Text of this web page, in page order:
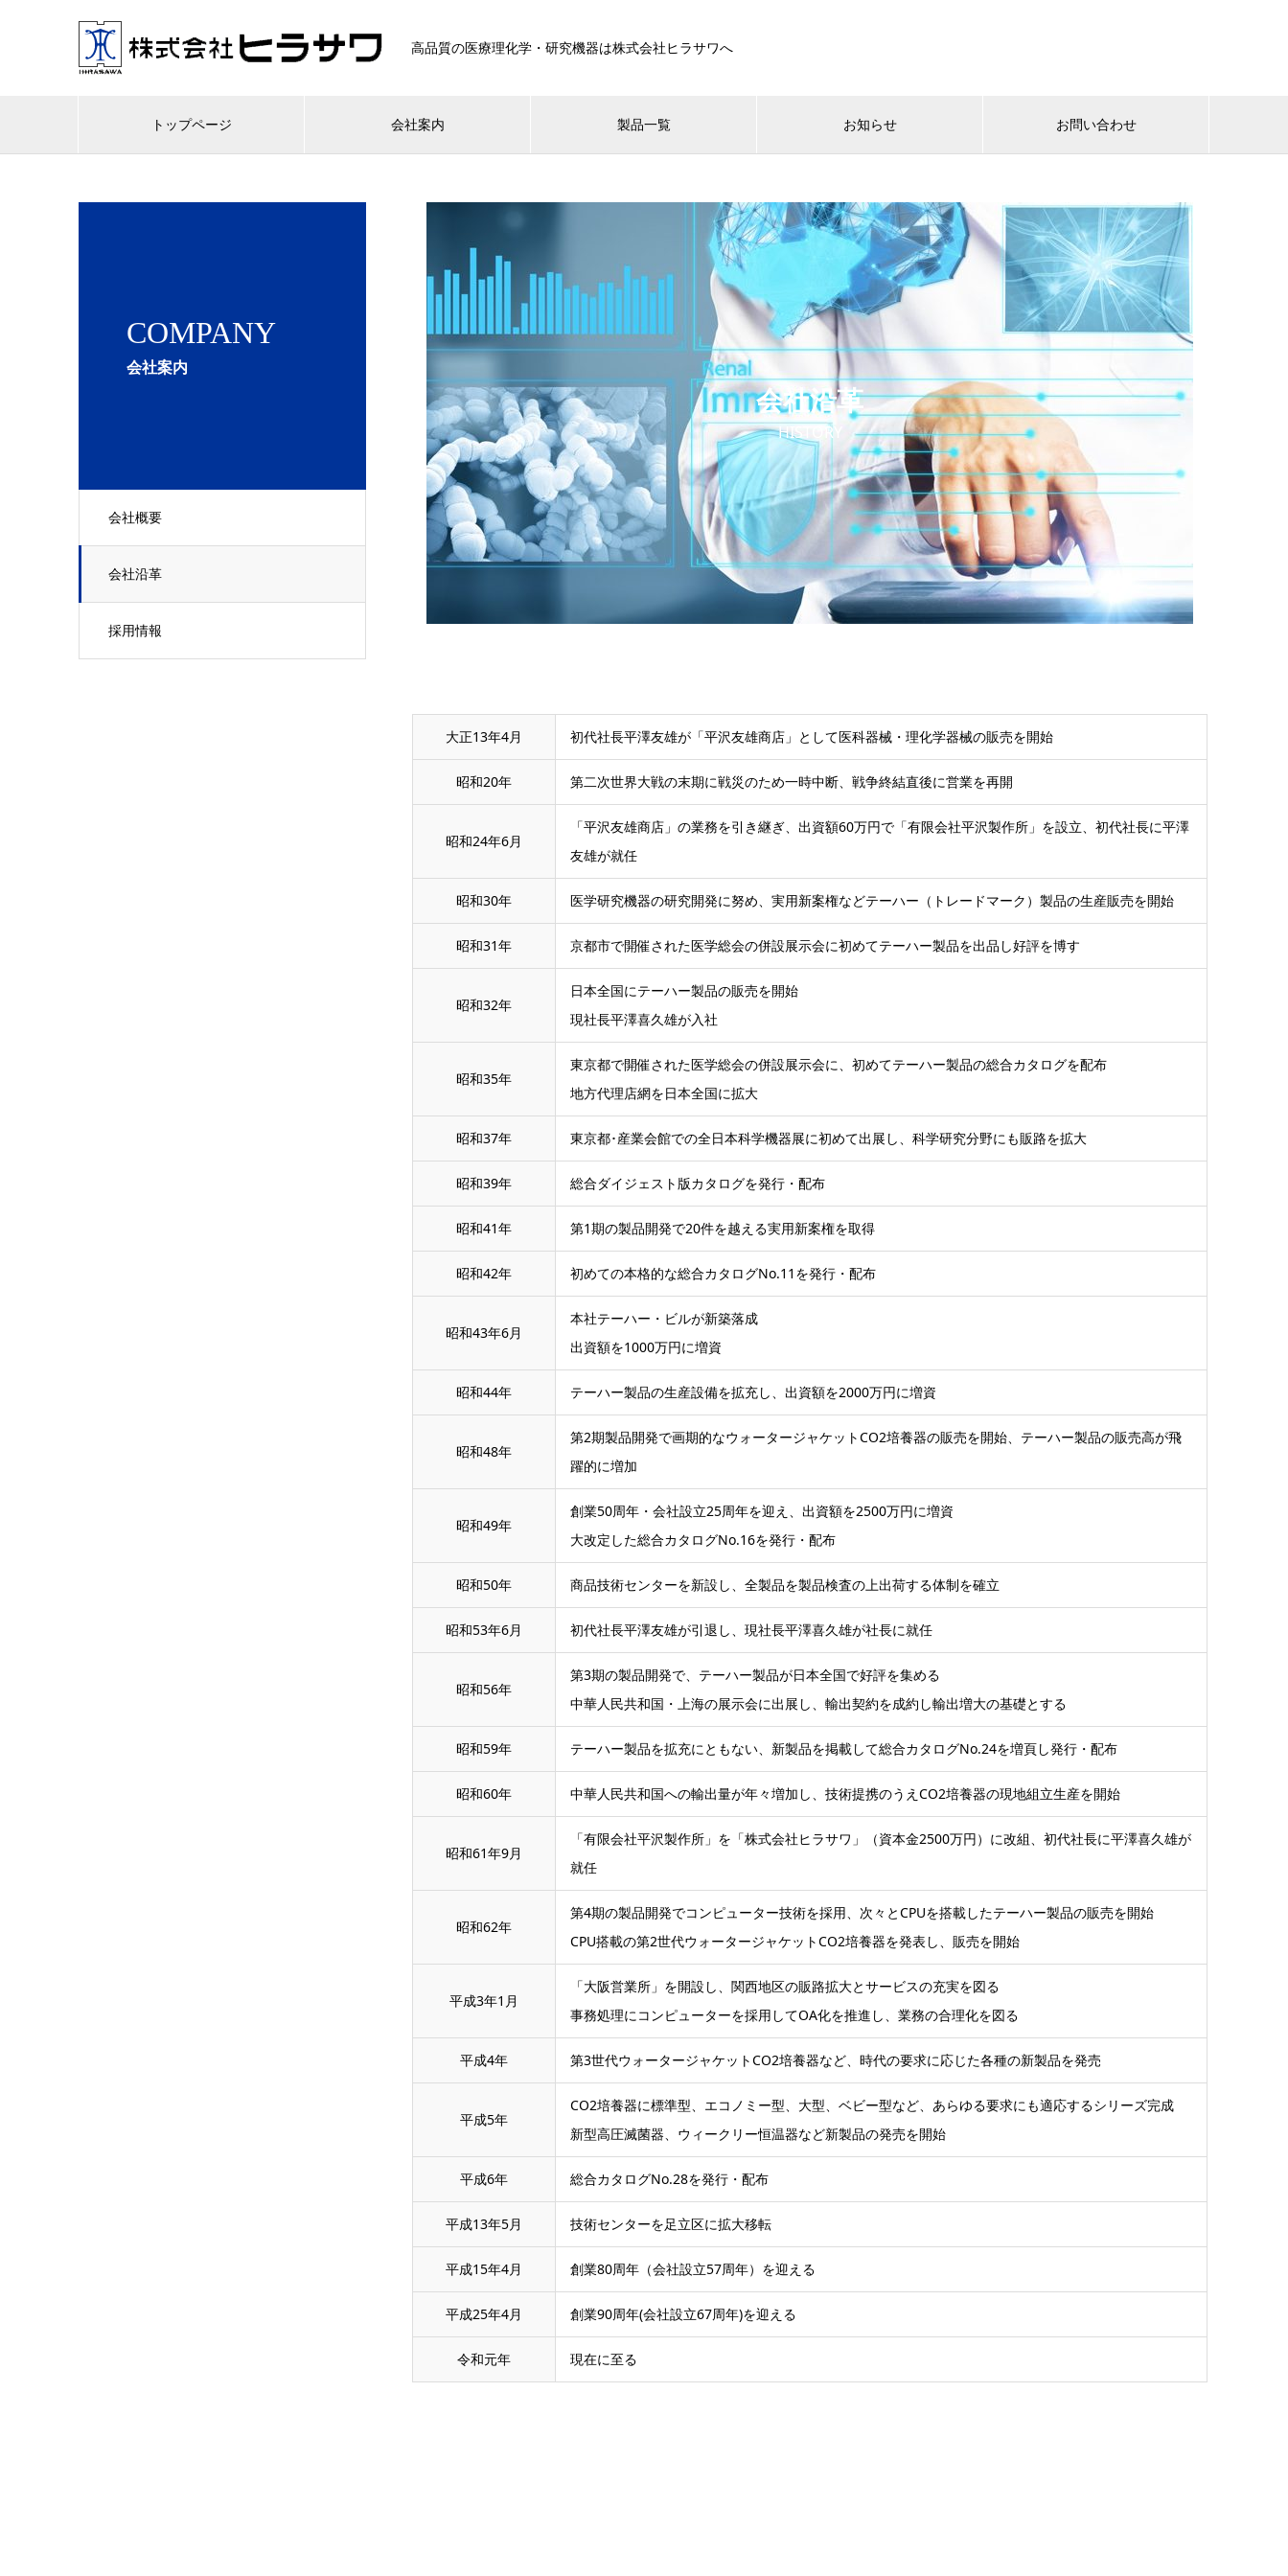
高品質の医療理化学・研究機器は株式会社ヒラサワへ
トップページ 会社案内 製品一覧 お知らせ お問い合わせ
COMPANY
会社案内
会社概要
会社沿革
採用情報
会社沿革
HISTORY
大正13年4月 初代社長平澤友雄が「平沢友雄商店」として医科器械・理化学器械の販売を開始
昭和20年 第二次世界大戦の末期に戦災のため一時中断、戦争終結直後に営業を再開
昭和24年6月
「平沢友雄商店」の業務を引き継ぎ、出資額60万円で「有限会社平沢製作所」を設立、初代社長に平澤
友雄が就任
昭和30年 医学研究機器の研究開発に努め、実用新案権などテーハー（トレードマーク）製品の生産販売を開始
昭和31年 京都市で開催された医学総会の併設展示会に初めてテーハー製品を出品し好評を博す
昭和32年
日本全国にテーハー製品の販売を開始
現社長平澤喜久雄が入社
昭和35年
東京都で開催された医学総会の併設展示会に、初めてテーハー製品の総合カタログを配布
地方代理店網を日本全国に拡大
昭和37年 東京都･産業会館での全日本科学機器展に初めて出展し、科学研究分野にも販路を拡大
昭和39年 総合ダイジェスト版カタログを発行・配布
昭和41年 第1期の製品開発で20件を越える実用新案権を取得
昭和42年 初めての本格的な総合カタログNo.11を発行・配布
昭和43年6月
本社テーハー・ビルが新築落成
出資額を1000万円に増資
昭和44年 テーハー製品の生産設備を拡充し、出資額を2000万円に増資
昭和48年
第2期製品開発で画期的なウォータージャケットCO2培養器の販売を開始、テーハー製品の販売高が飛
躍的に増加
昭和49年
創業50周年・会社設立25周年を迎え、出資額を2500万円に増資
大改定した総合カタログNo.16を発行・配布
昭和50年 商品技術センターを新設し、全製品を製品検査の上出荷する体制を確立
昭和53年6月 初代社長平澤友雄が引退し、現社長平澤喜久雄が社長に就任
昭和56年
第3期の製品開発で、テーハー製品が日本全国で好評を集める
中華人民共和国・上海の展示会に出展し、輸出契約を成約し輸出増大の基礎とする
昭和59年 テーハー製品を拡充にともない、新製品を掲載して総合カタログNo.24を増頁し発行・配布
昭和60年 中華人民共和国への輸出量が年々増加し、技術提携のうえCO2培養器の現地組立生産を開始
昭和61年9月
「有限会社平沢製作所」を「株式会社ヒラサワ」（資本金2500万円）に改組、初代社長に平澤喜久雄が
就任
昭和62年
第4期の製品開発でコンピューター技術を採用、次々とCPUを搭載したテーハー製品の販売を開始
CPU搭載の第2世代ウォータージャケットCO2培養器を発表し、販売を開始
平成3年1月
「大阪営業所」を開設し、関西地区の販路拡大とサービスの充実を図る
事務処理にコンピューターを採用してOA化を推進し、業務の合理化を図る
平成4年 第3世代ウォータージャケットCO2培養器など、時代の要求に応じた各種の新製品を発売
平成5年
CO2培養器に標準型、エコノミー型、大型、ベビー型など、あらゆる要求にも適応するシリーズ完成
新型高圧滅菌器、ウィークリー恒温器など新製品の発売を開始
平成6年 総合カタログNo.28を発行・配布
平成13年5月 技術センターを足立区に拡大移転
平成15年4月 創業80周年（会社設立57周年）を迎える
平成25年4月 創業90周年(会社設立67周年)を迎える
令和元年 現在に至る